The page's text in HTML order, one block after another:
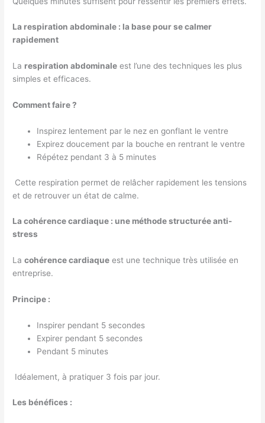
La respiration abdominale : la base pour se calmer
rapidement
La respiration abdominale est l’une des techniques les plus
simples et efficaces.
Comment faire ?
Inspirez lentement par le nez en gonflant le ventre
Expirez doucement par la bouche en rentrant le ventre
Répétez pendant 3 à 5 minutes
Cette respiration permet de relâcher rapidement les tensions
et de retrouver un état de calme.
La cohérence cardiaque : une méthode structurée anti-
stress
Lacohérence cardiaque est une technique très utilisée en
entreprise.
Principe :
Inspirer pendant 5 secondes
Expirer pendant 5 secondes
Pendant 5 minutes
Idéalement, à pratiquer 3 fois par jour.
Les bénéfices :